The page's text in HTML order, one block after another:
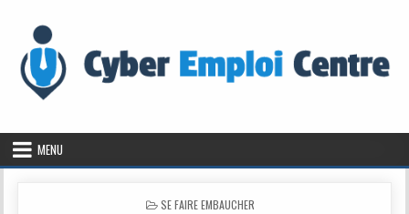
MENU
POSTED IN
SE FAIRE EMBAUCHER